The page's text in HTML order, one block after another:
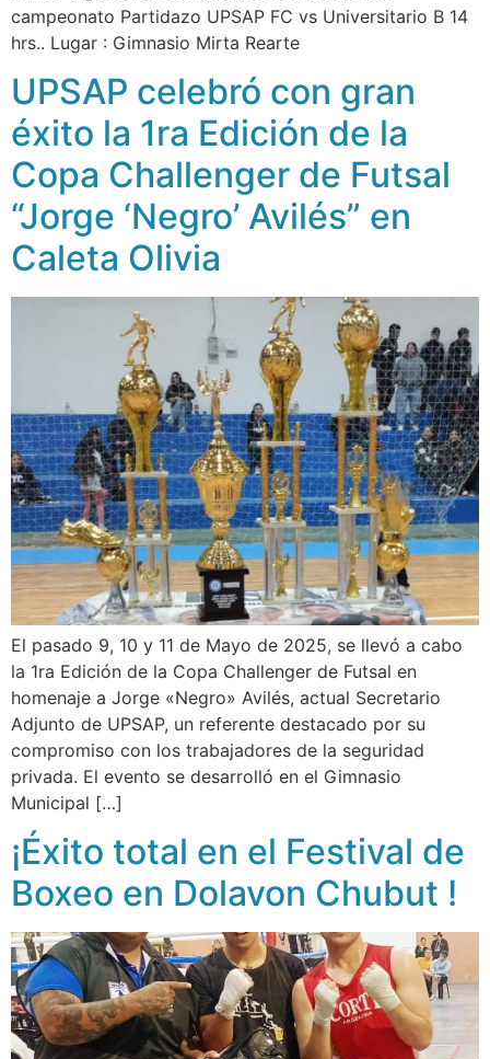
campeonato Partidazo UPSAP FC vs Universitario B 14
hrs.. Lugar : Gimnasio Mirta Rearte
UPSAP celebró con gran
éxito la 1ra Edición de la
Copa Challenger de Futsal
“Jorge ‘Negro’ Avilés” en
Caleta Olivia
El pasado 9, 10 y 11 de Mayo de 2025, se llevó a cabo
la 1ra Edición de la Copa Challenger de Futsal en
homenaje a Jorge «Negro» Avilés, actual Secretario
Adjunto de UPSAP, un referente destacado por su
compromiso con los trabajadores de la seguridad
privada. El evento se desarrolló en el Gimnasio
Municipal […]
¡Éxito total en el Festival de
Boxeo en Dolavon Chubut !